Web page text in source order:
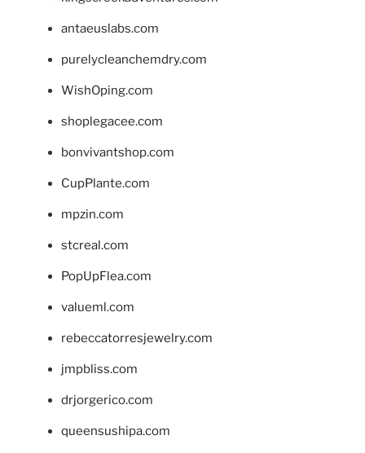
antaeuslabs.com
purelycleanchemdry.com
WishOping.com
shoplegacee.com
bonvivantshop.com
CupPlante.com
mpzin.com
stcreal.com
PopUpFlea.com
valueml.com
rebeccatorresjewelry.com
jmpbliss.com
drjorgerico.com
queensushipa.com